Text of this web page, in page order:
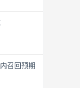
召回预期